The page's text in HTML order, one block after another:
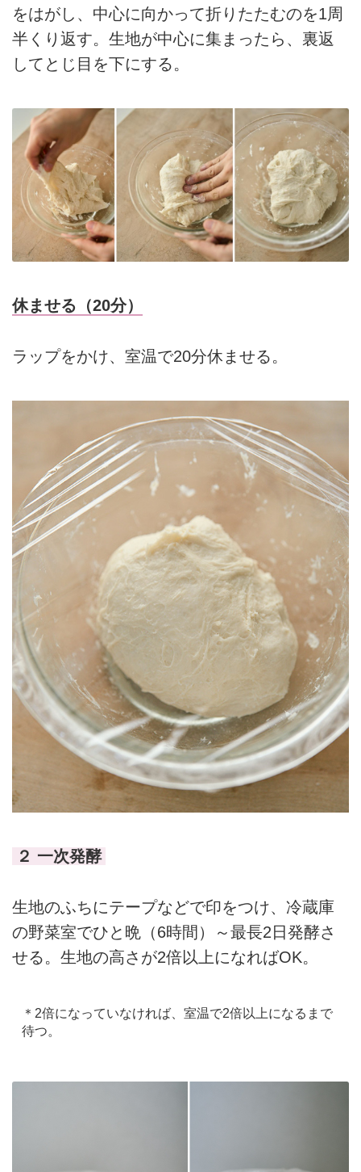
をはがし、中心に向かって折りたたむのを1周
半くり返す。生地が中心に集まったら、裏返
してとじ目を下にする。
休ませる（20分）
ラップをかけ、室温で20分休ませる。
２ 一次発酵
生地のふちにテープなどで印をつけ、冷蔵庫
の野菜室でひと晩（6時間）～最長2日発酵さ
せる。生地の高さが2倍以上になればOK。
＊2倍になっていなければ、室温で2倍以上になるまで
待つ。